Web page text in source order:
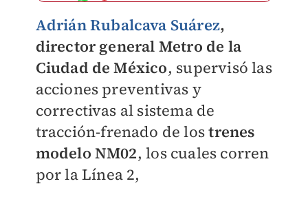
Adrián Rubalcava Suárez,
director general Metro de la
Ciudad de México, supervisó las
acciones preventivas y
correctivas al sistema de
tracción-frenado de lostrenes
modelo NM02, los cuales corren
por la Línea 2,